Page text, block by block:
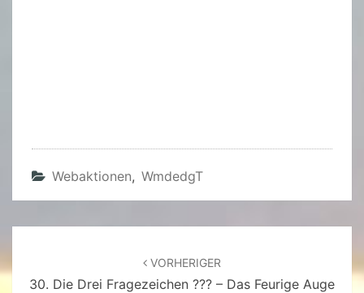
Webaktionen, WmdedgT
VORHERIGER
30. Die Drei Fragezeichen ??? – Das Feurige Auge